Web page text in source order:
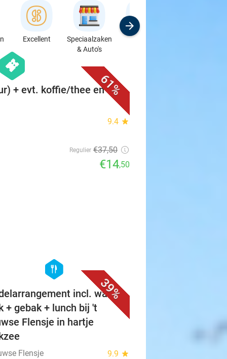
Excellent
Speciaalzaken
& Auto's
Sport
61%
events
+ evt. koffie/thee en
9.4 star
Regulier €37,50
€14,50
39%
hexagon
food
incl. warme
+ gebak + lunch bij 't
Flensje in hartje
Flensje 9.9 star